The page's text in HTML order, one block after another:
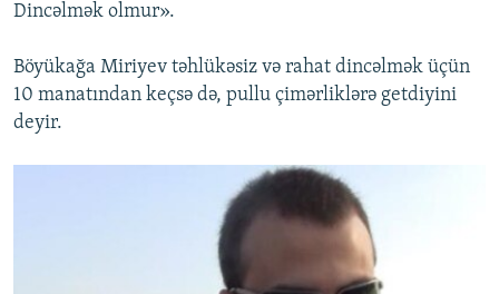
Dincəlmək olmur».
Böyükağa Miriyev təhlükəsiz və rahat dincəlmək üçün
10 manatından keçsə də, pullu çimərliklərə getdiyini
deyir.